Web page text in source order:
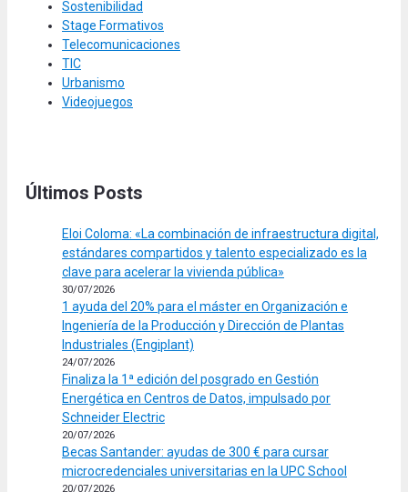
Sostenibilidad
Stage Formativos
Telecomunicaciones
TIC
Urbanismo
Videojuegos
Últimos Posts
Eloi Coloma: «La combinación de infraestructura digital,
estándares compartidos y talento especializado es la
clave para acelerar la vivienda pública»
30/07/2026
1 ayuda del 20% para el máster en Organización e
Ingeniería de la Producción y Dirección de Plantas
Industriales (Engiplant)
24/07/2026
Finaliza la 1ª edición del posgrado en Gestión
Energética en Centros de Datos, impulsado por
Schneider Electric
20/07/2026
Becas Santander: ayudas de 300 € para cursar
microcredenciales universitarias en la UPC School
20/07/2026